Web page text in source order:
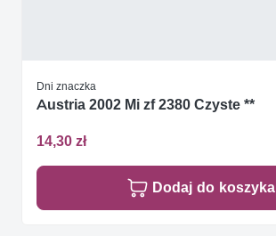
Dni znaczka
Austria 2002 Mi zf 2380 Czyste **
14,30 zł
Dodaj do koszyka